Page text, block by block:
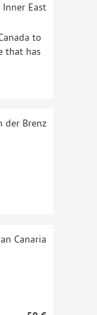
to
that has
East
der Brenz
Canaria